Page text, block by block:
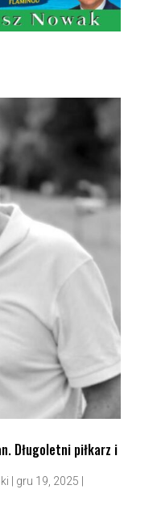
Długoletni piłkarz i
gru 19, 2025